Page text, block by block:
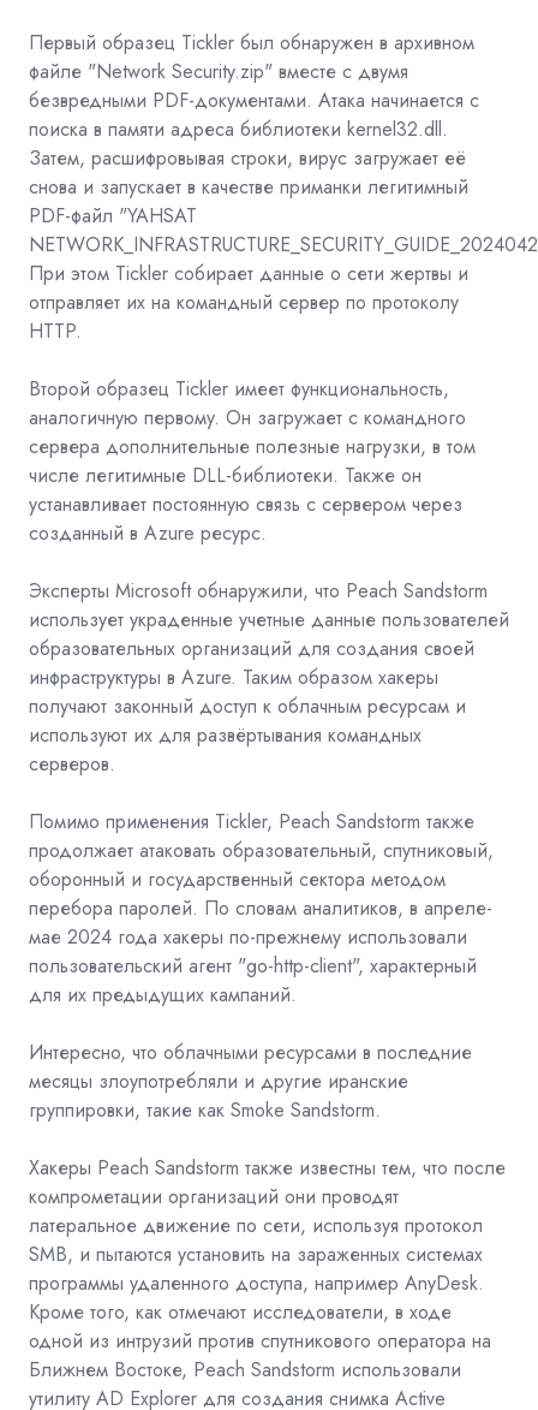
Первый образец Tickler был обнаружен в архивном
файле "Network Security.zip" вместе с двумя
безвредными PDF-документами. Атака начинается с
поиска в памяти адреса библиотеки kernel32.dll.
Затем, расшифровывая строки, вирус загружает её
снова и запускает в качестве приманки легитимный
PDF-файл "YAHSAT
При этом Tickler собирает данные о сети жертвы и
отправляет их на командный сервер по протоколу
HTTP.
Второй образец Tickler имеет функциональность,
аналогичную первому. Он загружает с командного
сервера дополнительные полезные нагрузки, в том
числе легитимные DLL-библиотеки. Также он
устанавливает постоянную связь с сервером через
созданный в Azure ресурс.
Эксперты Microsoft обнаружили, что Peach Sandstorm
использует украденные учетные данные пользователей
образовательных организаций для создания своей
инфраструктуры в Azure. Таким образом хакеры
получают законный доступ к облачным ресурсам и
используют их для развёртывания командных
серверов.
Помимо применения Tickler, Peach Sandstorm также
продолжает атаковать образовательный, спутниковый,
оборонный и государственный сектора методом
перебора паролей. По словам аналитиков, в апреле-
мае 2024 года хакеры по-прежнему использовали
пользовательский агент "go-http-client", характерный
для их предыдущих кампаний.
Интересно, что облачными ресурсами в последние
месяцы злоупотребляли и другие иранские
группировки, такие как Smoke Sandstorm.
Хакеры Peach Sandstorm также известны тем, что после
компрометации организаций они проводят
латеральное движение по сети, используя протокол
SMB, и пытаются установить на зараженных системах
программы удаленного доступа, например AnyDesk.
Кроме того, как отмечают исследователи, в ходе
одной из интрузий против спутникового оператора на
Ближнем Востоке, Peach Sandstorm использовали
утилиту AD Explorer для создания снимка Active